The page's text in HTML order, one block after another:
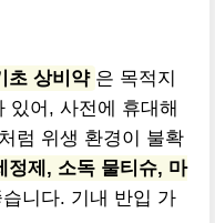
초 상비약 은 목적지
있어, 사전에 휴대해
럼 위생 환경이 불확
정제, 소독 물티슈, 마
니다. 기내 반입 가